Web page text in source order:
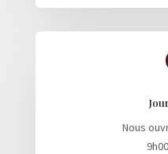
Nous